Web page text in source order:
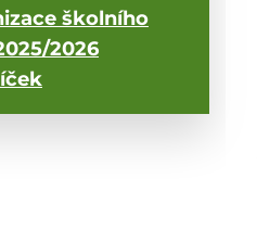
školního
2026